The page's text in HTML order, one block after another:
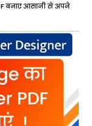
बनाए आसानी से अपने